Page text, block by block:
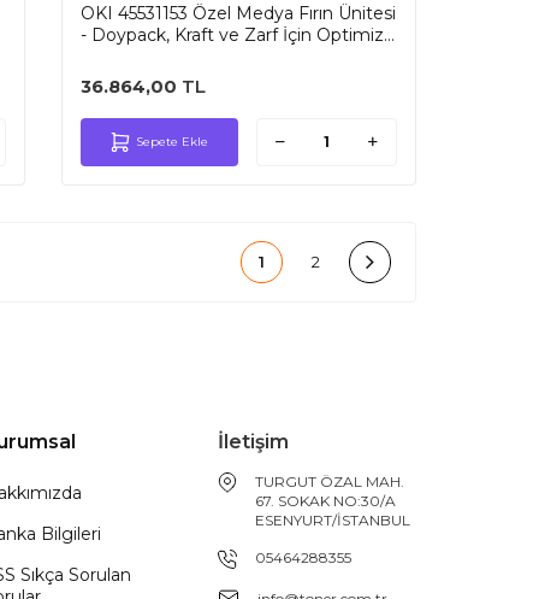
OKI 45531153 Özel Medya Fırın Ünitesi
- Doypack, Kraft ve Zarf İçin Optimize
36.864,00 TL
Sepete Ekle
1 2
Bilgileri
Sıkça Sorulan
İletişim
TURGUT ÖZAL MAH.
67. SOKAK NO:30/A
ESENYURT/İSTANBUL
05464288355